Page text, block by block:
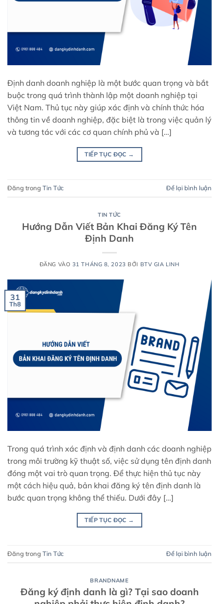
Định danh doanh nghiệp là một bước quan trọng và bắt
buộc trong quá trình thành lập một doanh nghiệp tại
Việt Nam. Thủ tục này giúp xác định và chính thức hóa
thông tin về doanh nghiệp, đặc biệt là trong việc quản lý
và tương tác với các cơ quan chính phủ và […]
TIẾP TỤC ĐỌC →
Đăng trong Tin Tức Để lại bình luận
TIN TỨC
Hướng Dẫn Viết Bản Khai Đăng Ký Tên
Định Danh
ĐĂNG VÀO 31 THÁNG 8, 2023 BỞI BTV GIA LINH
31
Th8
Trong quá trình xác định và định danh các doanh nghiệp
trong môi trường kỹ thuật số, việc sử dụng tên định danh
đóng một vai trò quan trọng. Để thực hiện thủ tục này
một cách hiệu quả, bản khai đăng ký tên định danh là
bước quan trọng không thể thiếu. Dưới đây […]
TIẾP TỤC ĐỌC →
Đăng trong Tin Tức Để lại bình luận
BRANDNAME
Đăng ký định danh là gì? Tại sao doanh